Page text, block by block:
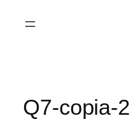
Q7-copia-2